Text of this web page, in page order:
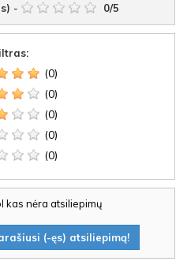
- 0/5
(0)
(0)
(0)
(0)
(0)
kas nėra atsiliepimų
(-ęs) atsiliepimą!